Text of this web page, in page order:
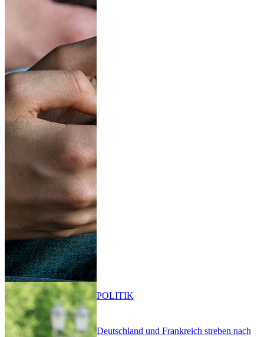
Deutschland und Frankreich streben nach
POLITIK